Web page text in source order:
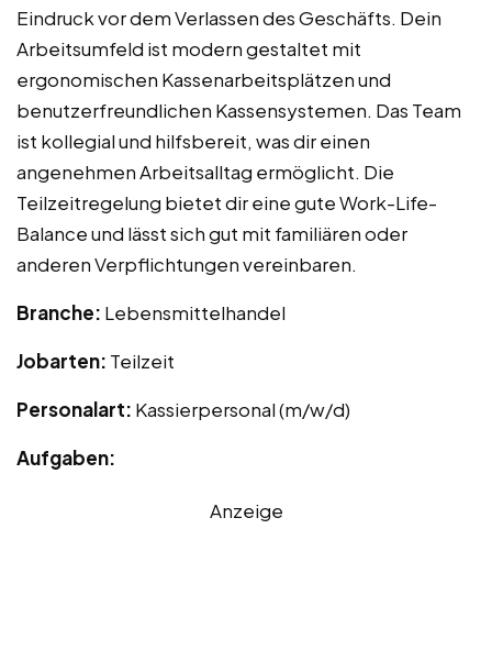
Eindruck vor dem Verlassen des Geschäfts. Dein
Arbeitsumfeld ist modern gestaltet mit
ergonomischen Kassenarbeitsplätzen und
benutzerfreundlichen Kassensystemen. Das Team
ist kollegial und hilfsbereit, was dir einen
angenehmen Arbeitsalltag ermöglicht. Die
Teilzeitregelung bietet dir eine gute Work-Life-
Balance und lässt sich gut mit familiären oder
anderen Verpflichtungen vereinbaren.
Branche: Lebensmittelhandel
Jobarten: Teilzeit
Personalart: Kassierpersonal (m/w/d)
Aufgaben:
Anzeige